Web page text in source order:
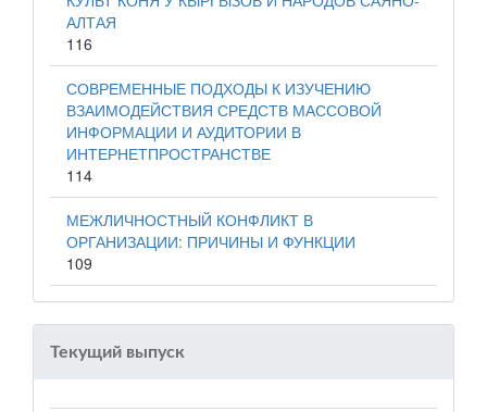
АЛТАЯ
116
СОВРЕМЕННЫЕ ПОДХОДЫ К ИЗУЧЕНИЮ
ВЗАИМОДЕЙСТВИЯ СРЕДСТВ МАССОВОЙ
ИНФОРМАЦИИ И АУДИТОРИИ В
ИНТЕРНЕТПРОСТРАНСТВЕ
114
МЕЖЛИЧНОСТНЫЙ КОНФЛИКТ В
ОРГАНИЗАЦИИ: ПРИЧИНЫ И ФУНКЦИИ
109
Текущий выпуск